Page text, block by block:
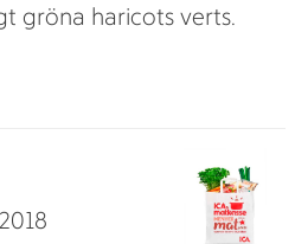
gröna haricots verts.